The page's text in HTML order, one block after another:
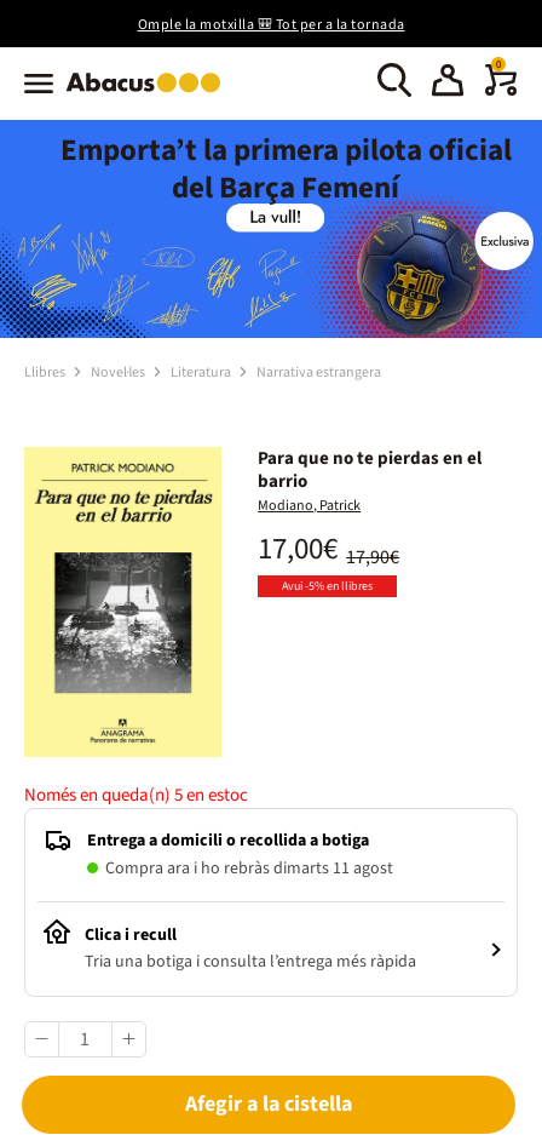
Omple la motxilla 🎒 Tot per a la tornada
0
Emporta’t la primera pilota oficial
del Barça Femení
Llibres Novel·les Literatura Narrativa estrangera
Para que no te pierdas en el
barrio
Modiano, Patrick
17,90€
17,00€
Avui -5% en llibres
Només en queda(n)5en estoc
Entrega a domicili o recollida a botiga
Compra ara i ho rebràs dimarts 11 agost
Clica i recull
Tria una botiga i consulta l’entrega més ràpida
Afegir a la cistella